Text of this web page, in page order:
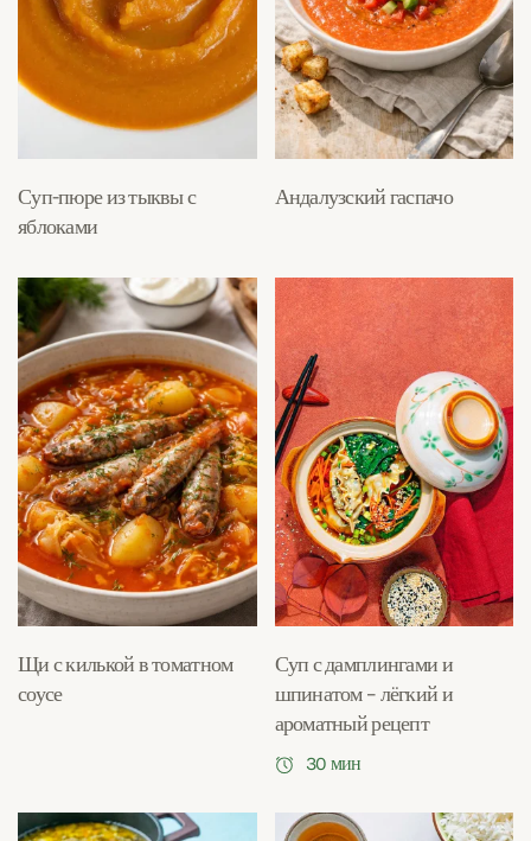
Суп-пюре из тыквы с
яблоками
Андалузский гаспачо
Щи с килькой в томатном
соусе
Суп с дамплингами и
шпинатом – лёгкий и
ароматный рецепт
30 мин